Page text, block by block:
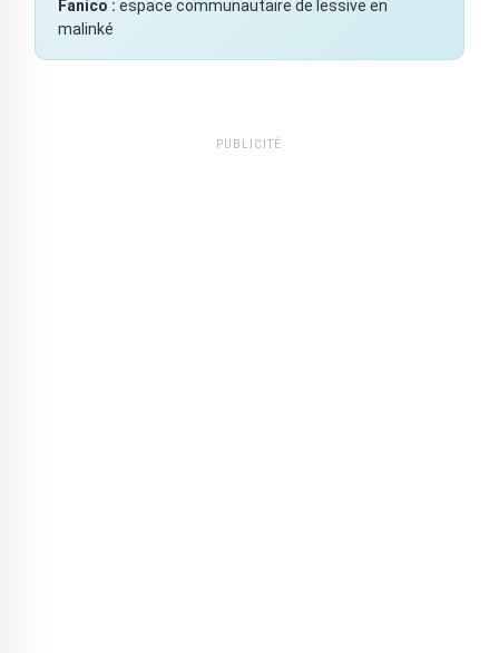
Fanico : espace communautaire de lessive en
malinké
PUBLICITÉ